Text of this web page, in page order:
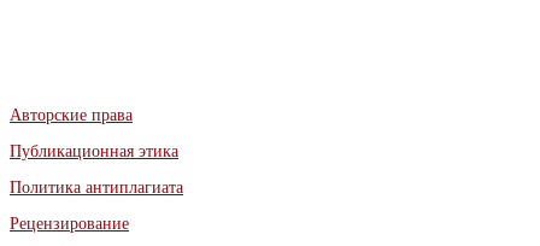
Авторские права
Публикационная этика
Политика антиплагиата
Рецензирование